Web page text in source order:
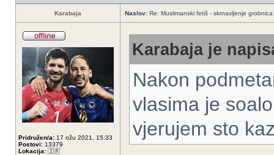
Karabaja Naslov: Re: Muslimanski fetiš - skrnavljenje
Pridružen/a: 17 ožu 2021, 15:33
Postovi: 13379
Lokacija: 🇮🇷
Karabaja je
Nakon
vlasima je
vjerujem sto